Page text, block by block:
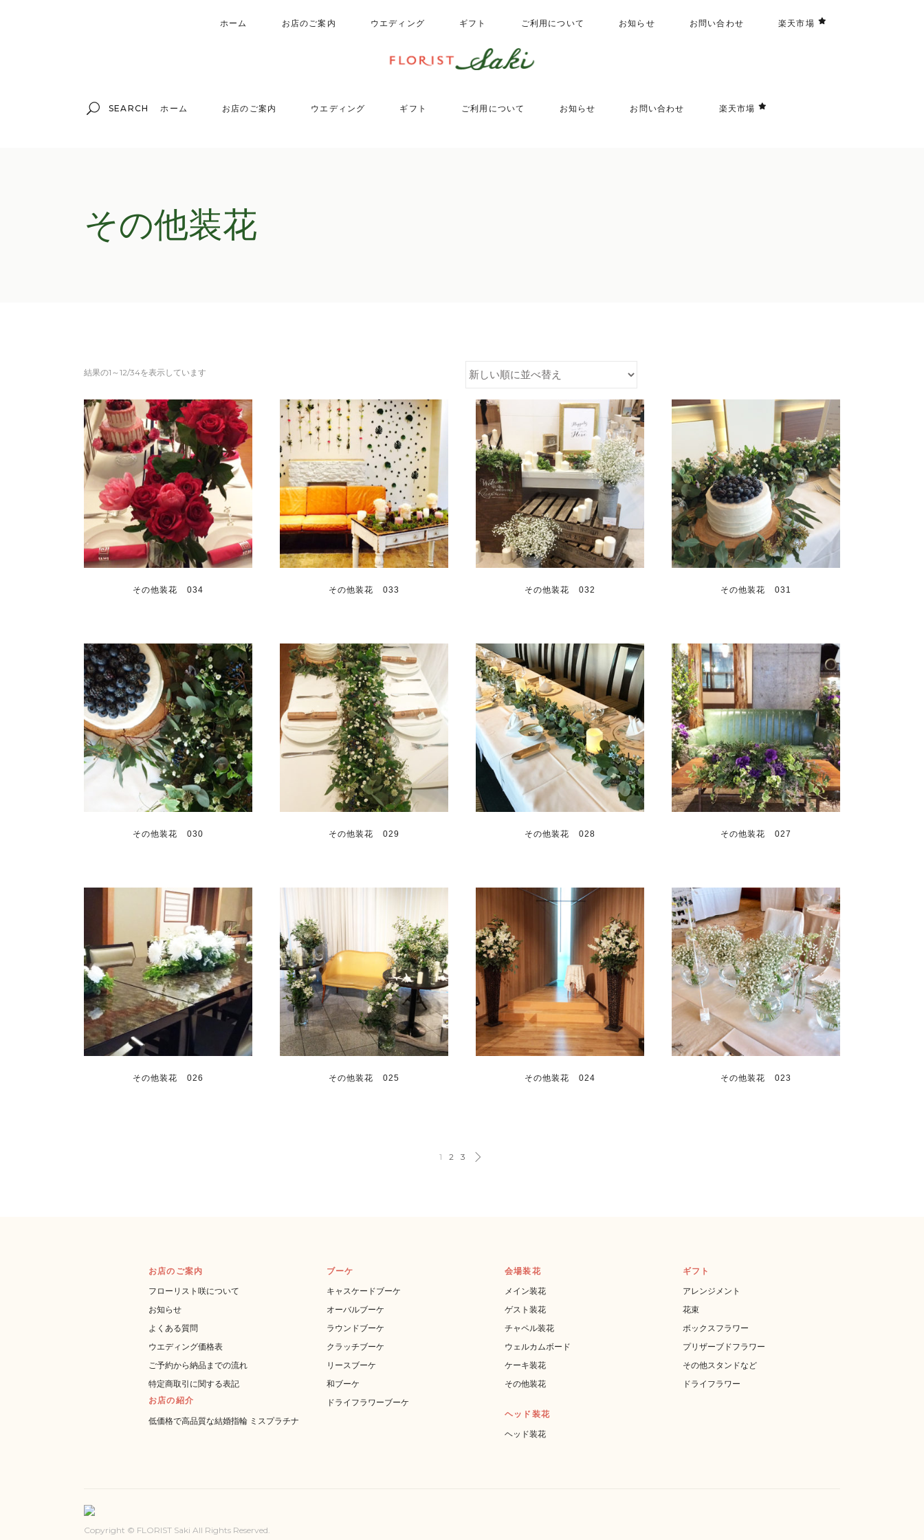
Search
ホーム お店のご案内 ウエディング ギフト ご利用について お知らせ お問い合わせ 楽天市場
ホーム お店のご案内 ウエディング ギフト ご利用について お知らせ お問い合わせ 楽天市場
その他装花
結果の1～12/34を表示しています
その他装花 034 その他装花 033 その他装花 032 その他装花 031
その他装花 030 その他装花 029 その他装花 028 その他装花 027
その他装花 026 その他装花 025 その他装花 024 その他装花 023
1 2 3
お店のご案内
フローリスト咲について
お知らせ
よくある質問
ウエディング価格表
ご予約から納品までの流れ
特定商取引に関する表記
お店の紹介
低価格で高品質な結婚指輪 ミスプラチナ
ブーケ
キャスケードブーケ
オーバルブーケ
ラウンドブーケ
クラッチブーケ
リースブーケ
和ブーケ
ドライフラワーブーケ
会場装花
メイン装花
ゲスト装花
チャペル装花
ウェルカムボード
ケーキ装花
その他装花
ヘッド装花
ヘッド装花
ギフト
アレンジメント
花束
ボックスフラワー
プリザーブドフラワー
その他スタンドなど
ドライフラワー
Copyright © FLORIST Saki All Rights Reserved.